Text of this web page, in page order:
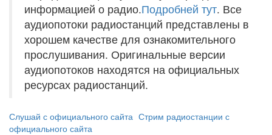
информацией о радио.Подробней тут. Все
аудиопотоки радиостанций представлены в
хорошем качестве для ознакомительного
прослушивания. Оригинальные версии
аудиопотоков находятся на официальных
ресурсах радиостанций.
Слушай с официального сайта Стрим радиостанции с
официального сайта